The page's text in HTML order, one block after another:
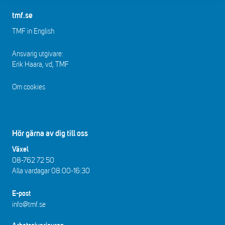
tmf.se
TMF in English
Ansvarig utgivare:
Erik Haara, vd, TMF
Om cookies
Hör gärna av dig till oss
Växel
08-762 72 50
Alla vardagar 08:00-16:30​​
E-post
info@tmf.se